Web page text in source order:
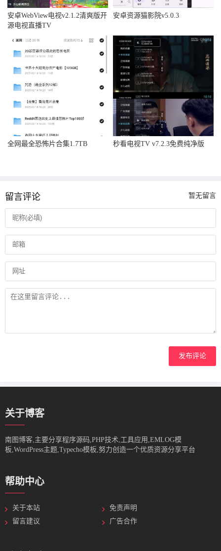
安卓WebView电视v2.1.2清爽版开
源电视直播TV
安卓资源猫影院v5.0.3
全网最全恐怖片合集1.7TB 秒看电视TV v7.2.3免费纯净版
留言评论 暂无留言
发布评论
关于博客
南图博客,主要分享程序源码,PHP技术,工具应用,EMLOG模
板,WordPress主题,Typecho模板,努力创造一个优质资源分享平台
帮助中心
关于本站
免责声明
留言建议
广告合作